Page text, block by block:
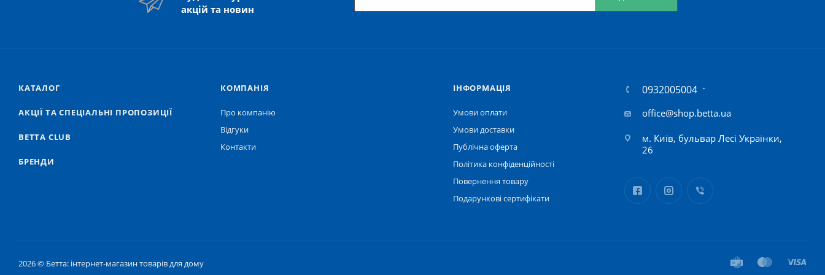
акцій та новин
КАТАЛОГ
АКЦІЇ ТА СПЕЦІАЛЬНІ ПРОПОЗИЦІЇ
BETTA CLUB
БРЕНДИ
КОМПАНІЯ
Про компанію
Відгуки
Контакти
IНФОРМАЦІЯ
Умови оплати
Умови доставки
Публічна оферта
Політика конфіденційності
Повернення товару
Подарункові сертифікати
0932005004
office@shop.betta.ua
м. Київ, бульвар Лесі Українки,
26
2026 © Бетта: інтернет-магазин товарів для дому